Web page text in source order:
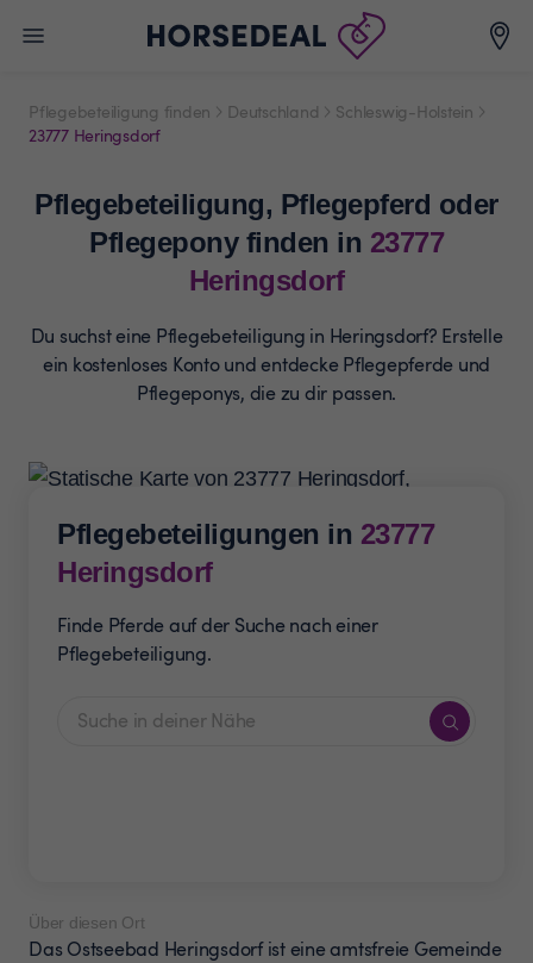
Pflegebeteiligung finden Deutschland
Schleswig-Holstein
23777 Heringsdorf
Pflegebeteiligung, Pflegepferd oder
Pflegepony finden in 23777
Heringsdorf
Du suchst eine Pflegebeteiligung in Heringsdorf? Erstelle
ein kostenloses Konto und entdecke Pflegepferde und
Pflegeponys, die zu dir passen.
Pflegebeteiligungen in 23777
Heringsdorf
Finde Pferde auf der Suche nach einer
Pflegebeteiligung.
Über diesen Ort
Das Ostseebad Heringsdorf ist eine amtsfreie Gemeinde